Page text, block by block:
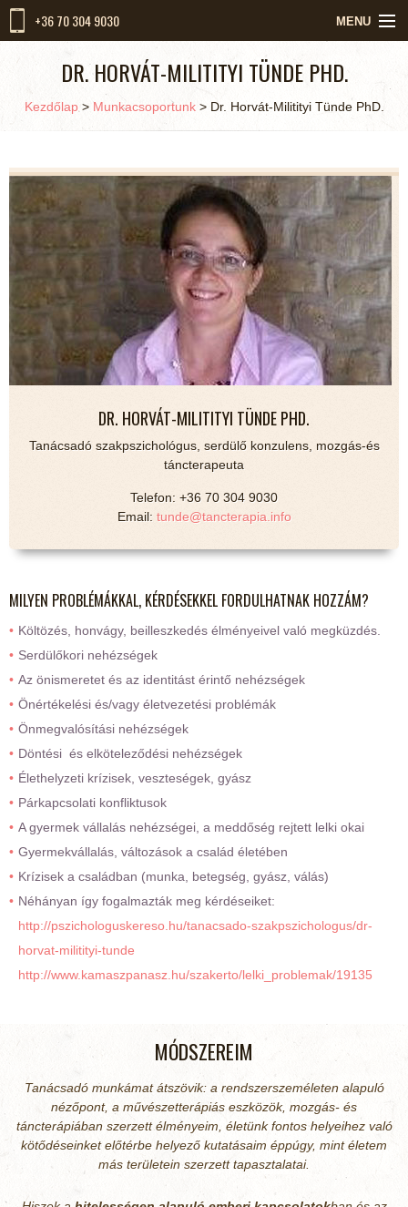
+36 70 304 9030 MENU
RÓLUNK
SZOLGÁLTATÁSOK
KIKET VÁRUNK
KAPCSOLAT
DR. HORVÁT-MILITITYI TÜNDE PHD.
Kezdőlap> Munkacsoportunk> Dr. Horvát-Militityi Tünde PhD.
DR. HORVÁT-MILITITYI TÜNDE PHD.
Tanácsadó szakpszichológus, serdülő konzulens, mozgás-és
táncterapeuta
Telefon: +36 70 304 9030
Email: tunde@tancterapia.info
MILYEN PROBLÉMÁKKAL, KÉRDÉSEKKEL FORDULHATNAK HOZZÁM?
Költözés, honvágy, beilleszkedés élményeivel való megküzdés.
Serdülőkori nehézségek
Az önismeretet és az identitást érintő nehézségek
Önértékelési és/vagy életvezetési problémák
Önmegvalósítási nehézségek
Döntési és elköteleződési nehézségek
Élethelyzeti krízisek, veszteségek, gyász
Párkapcsolati konfliktusok
A gyermek vállalás nehézségei, a meddőség rejtett lelki okai
Gyermekvállalás, változások a család életében
Krízisek a családban (munka, betegség, gyász, válás)
Néhányan így fogalmazták meg kérdéseiket:
http://pszichologuskereso.hu/tanacsado-szakpszichologus/dr-
horvat-militityi-tunde
http://www.kamaszpanasz.hu/szakerto/lelki_problemak/19135
MÓDSZEREIM
Tanácsadó munkámat átszövik: a rendszerszeméleten alapuló
nézőpont, a művészetterápiás eszközök, mozgás- és
táncterápiában szerzett élményeim, életünk fontos helyeihez való
kötődéseinket előtérbe helyező kutatásaim éppúgy, mint életem
más területein szerzett tapasztalatai.